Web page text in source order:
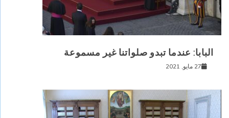
البابا: عندما تبدو صلواتنا غير مسموعة
27 مايو, 2021